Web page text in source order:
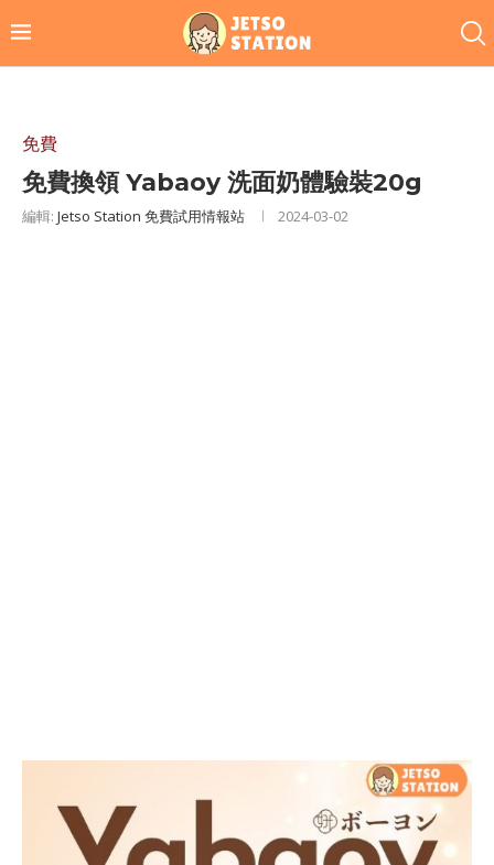
免費
免費換領 Yabaoy 洗面奶體驗裝20g
編輯: Jetso Station 免費試用情報站 2024-03-02